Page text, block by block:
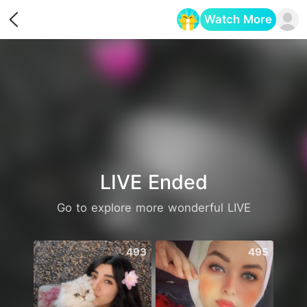
Watch More
LIVE Ended
Go to explore more wonderful LIVE
493 495